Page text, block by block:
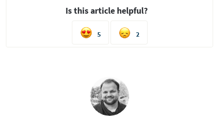
Is this article helpful?
5 2